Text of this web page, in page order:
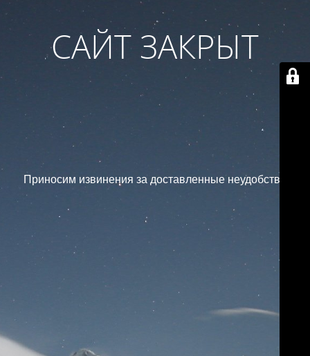
САЙТ ЗАКРЫТ
Приносим извинения за доставленные неудобства